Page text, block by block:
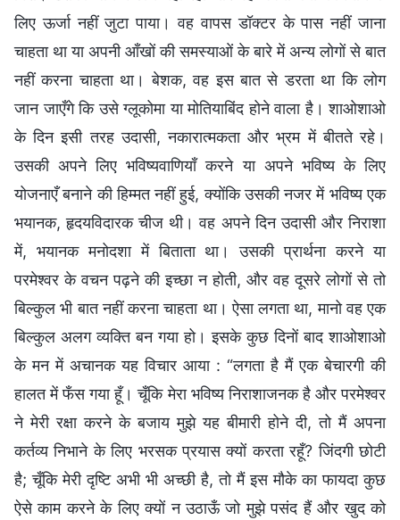
लिए ऊर्जा नहीं जुटा पाया। वह वापस डॉक्टर के पास नहीं जाना
चाहता था या अपनी आँखों की समस्याओं के बारे में अन्य लोगों से बात
नहीं करना चाहता था। बेशक, वह इस बात से डरता था कि लोग
जान जाएँगे कि उसे ग्लूकोमा या मोतियाबिंद होने वाला है। शाओशाओ
के दिन इसी तरह उदासी, नकारात्मकता और भ्रम में बीतते रहे।
उसकी अपने लिए भविष्यवाणियाँ करने या अपने भविष्य के लिए
योजनाएँ बनाने की हिम्मत नहीं हुई, क्योंकि उसकी नजर में भविष्य एक
भयानक, हृदयविदारक चीज थी। वह अपने दिन उदासी और निराशा
में, भयानक मनोदशा में बिताता था। उसकी प्रार्थना करने या
परमेश्वर के वचन पढ़ने की इच्छा न होती, और वह दूसरे लोगों से तो
बिल्कुल भी बात नहीं करना चाहता था। ऐसा लगता था, मानो वह एक
बिल्कुल अलग व्यक्ति बन गया हो। इसके कुछ दिनों बाद शाओशाओ
के मन में अचानक यह विचार आया : “लगता है मैं एक बेचारगी की
हालत में फँस गया हूँ। चूँकि मेरा भविष्य निराशाजनक है और परमेश्वर
ने मेरी रक्षा करने के बजाय मुझे यह बीमारी होने दी, तो मैं अपना
कर्तव्य निभाने के लिए भरसक प्रयास क्यों करता रहूँ? जिंदगी छोटी
है; चूँकि मेरी दृष्टि अभी भी अच्छी है, तो मैं इस मौके का फायदा कुछ
ऐसे काम करने के लिए क्यों न उठाऊँ जो मुझे पसंद हैं और खुद को